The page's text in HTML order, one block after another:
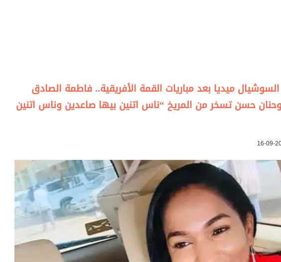
ميديا بعد مباريات القمة الأفريقية.. فاطمة الصادق
حسن تسخر من المريخ “ناس اتنين بيها صاعدين وناس اتنين